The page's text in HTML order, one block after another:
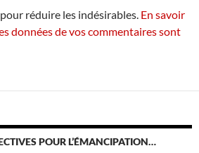
réduire les indésirables. En savoir
données de vos commentaires sont
POUR L’ÉMANCIPATION…